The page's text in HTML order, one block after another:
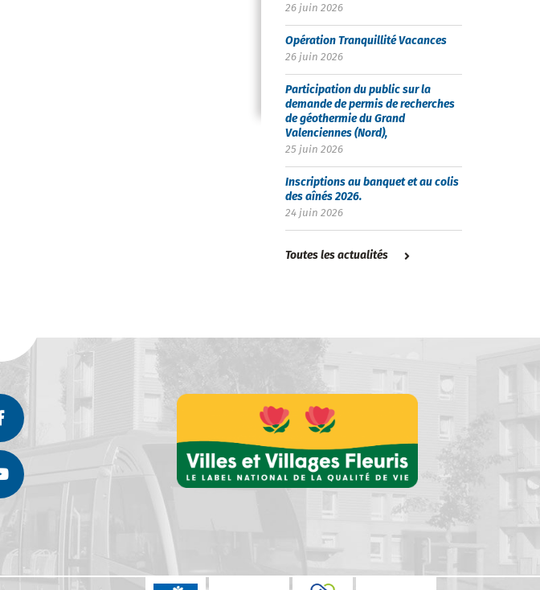
26 juin 2026
Opération Tranquillité Vacances
26 juin 2026
Participation du public sur la
demande de permis de recherches
de géothermie du Grand
Valenciennes (Nord),
25 juin 2026
Inscriptions au banquet et au colis
des aînés 2026.
24 juin 2026
Toutes les actualités